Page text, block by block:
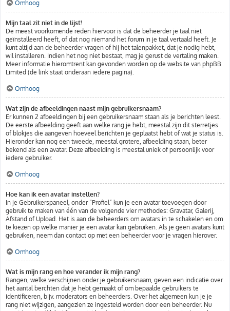
Omhoog
Mijn taal zit niet in de lijst!
De meest voorkomende reden hiervoor is dat de beheerder je taal niet
geïnstalleerd heeft, of dat nog niemand het forum in je taal vertaald heeft. Je
kunt altijd aan de beheerder vragen of hij het talenpakket, dat je nodig hebt,
wil installeren. Indien het nog niet bestaat, mag je gerust de vertaling maken.
Meer informatie hieromtrent kan gevonden worden op de website van phpBB
Limited (de link staat onderaan iedere pagina).
Omhoog
Wat zijn de afbeeldingen naast mijn gebruikersnaam?
Er kunnen 2 afbeeldingen bij een gebruikersnaam staan als je berichten leest.
De eerste afbeelding geeft aan welke rang je hebt, meestal zijn dit sterretjes
of blokjes die aangeven hoeveel berichten je geplaatst hebt of wat je status is.
Hieronder kan nog een tweede, meestal grotere, afbeelding staan, beter
bekend als een avatar. Deze afbeelding is meestal uniek of persoonlijk voor
iedere gebruiker.
Omhoog
Hoe kan ik een avatar instellen?
In je Gebruikerspaneel, onder “Profiel” kun je een avatar toevoegen door
gebruik te maken van één van de volgende vier methodes: Gravatar, Galerij,
Afstand of Upload. Het is aan de beheerders om avatars in te schakelen en om
te kiezen op welke manier je een avatar kan gebruiken. Als je geen avatars kunt
gebruiken, neem dan contact op met een beheerder voor je vragen hierover.
Omhoog
Wat is mijn rang en hoe verander ik mijn rang?
Rangen, welke verschijnen onder je gebruikersnaam, geven een indicatie over
het aantal berchten dat je hebt gemaakt of om bepaalde gebruikers te
identificeren, bijv. moderators en beheerders. Over het algemeen kun je je
rang niet wijzigen, aangezien ze ingesteld worden door een beheerder. Nu